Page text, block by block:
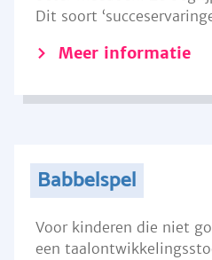
Dit soort
Meer informatie
Babbelspel
Voor kinderen die niet
een